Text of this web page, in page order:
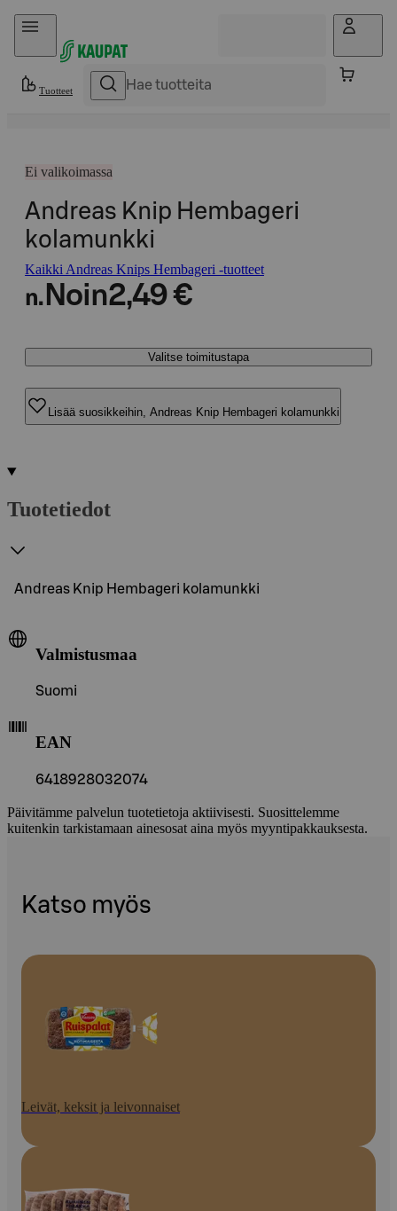
Hyppää sisältöön
Tuotteet
Ei valikoimassa
Andreas Knip Hembageri
kolamunkki
Kaikki Andreas Knips Hembageri -tuotteet
n. Noin2,49 €
Valitse toimitustapa
Lisää suosikkeihin, Andreas Knip Hembageri kolamunkki
Tuotetiedot
Andreas Knip Hembageri kolamunkki
Valmistusmaa
Suomi
EAN
6418928032074
Päivitämme palvelun tuotetietoja aktiivisesti. Suosittelemme
kuitenkin tarkistamaan ainesosat aina myös myyntipakkauksesta.
Katso myös
Leivät, keksit ja leivonnaiset